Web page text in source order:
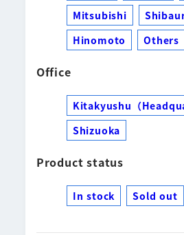
Mitsubishi
Hinomoto
Others
Office
Kitakyushu（
Shizuoka
Product status
In stock Sold out